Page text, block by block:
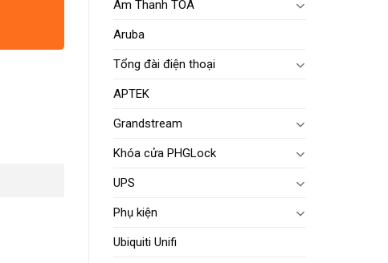
Âm Thanh TOA
Aruba
Tổng đài điện thoại
APTEK
Grandstream
Khóa cửa PHGLock
UPS
Phụ kiện
Ubiquiti Unifi